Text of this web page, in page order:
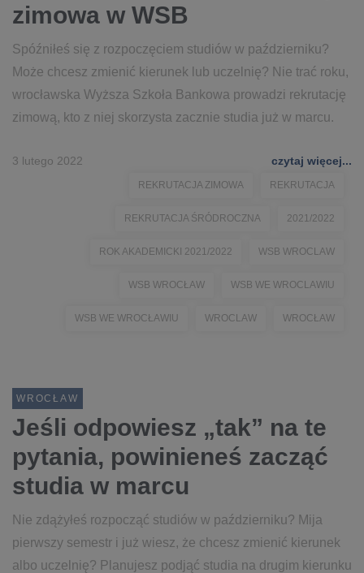
zimowa w WSB
Spóźniłeś się z rozpoczęciem studiów w październiku?
Może chcesz zmienić kierunek lub uczelnię? Nie trać roku,
wrocławska Wyższa Szkoła Bankowa prowadzi rekrutację
zimową, kto z niej skorzysta zacznie studia już w marcu.
3 lutego 2022 czytaj więcej...
REKRUTACJA ZIMOWA REKRUTACJA
REKRUTACJA ŚRÓDROCZNA 2021/2022
ROK AKADEMICKI 2021/2022 WSB WROCLAW
WSB WROCŁAW WSB WE WROCLAWIU
WSB WE WROCŁAWIU WROCLAW WROCŁAW
WROCŁAW
Jeśli odpowiesz „tak” na te
pytania, powinieneś zacząć
studia w marcu
Nie zdążyłeś rozpocząć studiów w październiku? Mija
pierwszy semestr i już wiesz, że chcesz zmienić kierunek
albo uczelnię? Planujesz podjąć studia na drugim kierunku